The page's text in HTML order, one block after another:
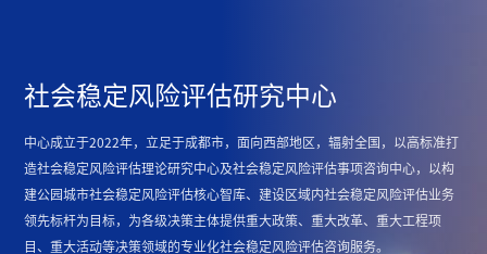
社会稳定风险评估研究中心
中心成立于2022年，立足于成都市，面向西部地区，辐射全国，以高标准打
造社会稳定风险评估理论研究中心及社会稳定风险评估事项咨询中心，以构
建公园城市社会稳定风险评估核心智库、建设区域内社会稳定风险评估业务
领先标杆为目标，为各级决策主体提供重大政策、重大改革、重大工程项
目、重大活动等决策领域的专业化社会稳定风险评估咨询服务。